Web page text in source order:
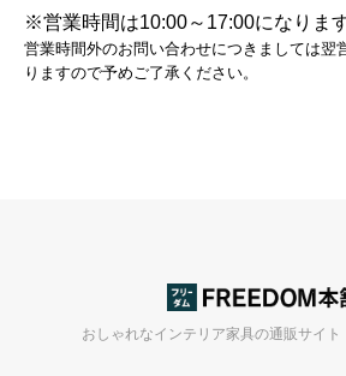
※営業時間は10:00～17:00になります
営業時間外のお問い合わせにつきましては翌
りますので予めご了承ください。
おしゃれなインテリア家具の通販サイト